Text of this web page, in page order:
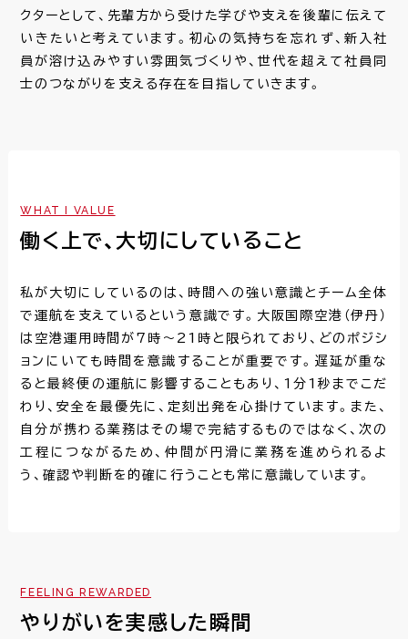
クターとして、先輩方から受けた学びや支えを後輩に伝えて
いきたいと考えています。初心の気持ちを忘れず、新入社
員が溶け込みやすい雰囲気づくりや、世代を超えて社員同
士のつながりを支える存在を目指していきます。
WHAT I VALUE
働く上で、大切にしていること
私が大切にしているのは、時間への強い意識とチーム全体
で運航を支えているという意識です。大阪国際空港（伊丹）
は空港運用時間が7時～21時と限られており、どのポジシ
ョンにいても時間を意識することが重要です。遅延が重な
ると最終便の運航に影響することもあり、1分1秒までこだ
わり、安全を最優先に、定刻出発を心掛けています。また、
自分が携わる業務はその場で完結するものではなく、次の
工程につながるため、仲間が円滑に業務を進められるよ
う、確認や判断を的確に行うことも常に意識しています。
FEELING REWARDED
やりがいを実感した瞬間